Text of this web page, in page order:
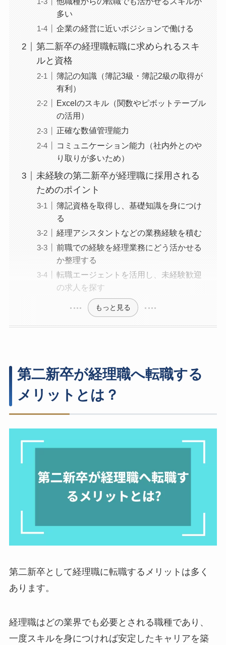
多い
企業の経営に近いポジションで働ける
第二新卒の経理職転職に求められるスキ
ルと資格
簿記の知識（簿記3級・簿記2級の取得が
有利）
Excelのスキル（関数やピボットテーブル
の活用）
正確な数値管理能力
コミュニケーション能力（社内外とのや
り取りが多いため）
未経験の第二新卒が経理職に採用される
ためのポイント
簿記資格を取得し、基礎知識を身につけ
る
経理アシスタントなどの業務経験を積む
前職での経験を経理業務にどう活かせる
か整理する
転職エージェントを活用し、未経験歓迎
の求人を探す
もっと見る
第二新卒が経理職へ転職する
メリットとは？
第二新卒として経理職に転職するメリットは多く
あります。
経理職はどの業界でも必要とされる職種であり、
一度スキルを身につければ安定したキャリアを築